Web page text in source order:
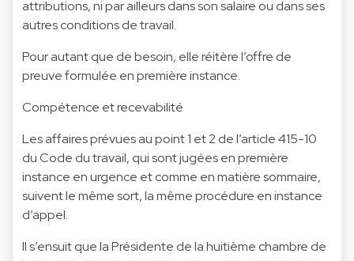
attributions, ni par ailleurs dans son salaire ou dans ses
autres conditions de travail.
Pour autant que de besoin, elle réitère l’offre de
preuve formulée en première instance.
Compétence et recevabilité
Les affaires prévues au point 1 et 2 de l’article 415-10
du Code du travail, qui sont jugées en première
instance en urgence et comme en matière sommaire,
suivent le même sort, la même procédure en instance
d’appel.
Il s’ensuit que la Présidente de la huitième chambre de